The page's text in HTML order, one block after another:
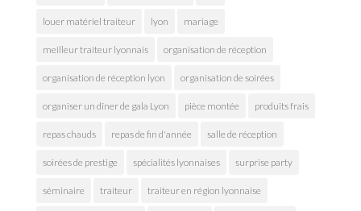
louer matériel traiteur lyon mariage
meilleur traiteur lyonnais organisation de réception
organisation de réception lyon organisation de soirées
organiser un dîner de gala Lyon pièce montée produits frais
repas chauds repas de fin d'année salle de réception
soirées de prestige spécialités lyonnaises surprise party
séminaire traiteur traiteur en région lyonnaise